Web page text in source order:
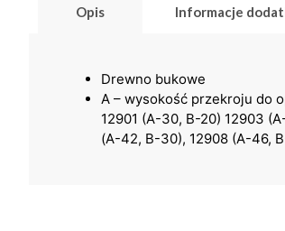
Opis Informacje
Drewno bukowe
A – wysokość przekroju do
12901 (A-30, B-20) 12903
(A-42, B-30), 12908 (A-46,